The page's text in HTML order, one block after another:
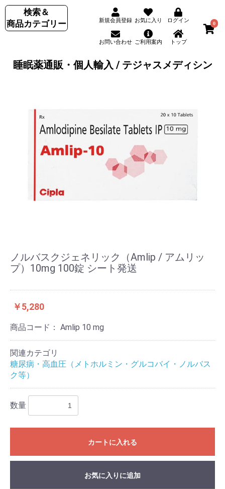
検索＆
商品カテゴリー
新規会員登録 お気に入り ログイン
お問い合わせ ご利用案内 トップ
0
睡眠薬通販・個人輸入 / テジャスメディシン
ノルバスクジェネリック（Amlip / アムリッ
プ）10mg 100錠 シート発送
￥5,280
商品コード： Amlip 10 mg
関連カテゴリ
糖尿病・高血圧（メトホルミン・グルコバイ・ノルバス
ク等）
数量
カートに入れる
お気に入りに追加